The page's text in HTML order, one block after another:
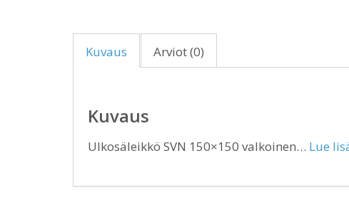
Kuvaus Arviot (0)
Kuvaus
Ulkosäleikkö SVN 150×150 valkoinen… Lue